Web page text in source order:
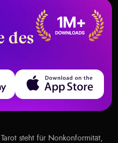
des
Download on the App Store
steht für Nonkonformität,